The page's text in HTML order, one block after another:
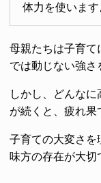
体力を使いま
母親たちは子育て
では動じない強さ
しかし、どんな
が続くと、疲れ果
子育ての大変さを
味方の存在が大切